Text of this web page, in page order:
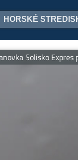
HORSKÉ
Expres